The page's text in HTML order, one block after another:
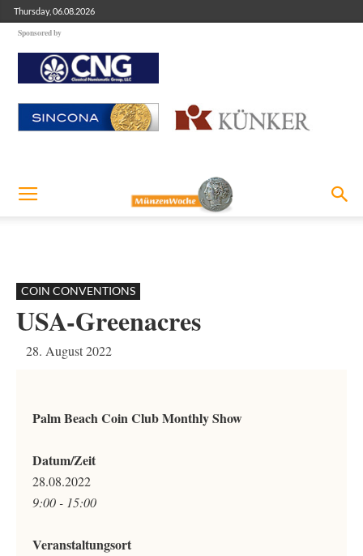
Thursday, 06.08.2026
Sponsored by
COIN CONVENTIONS
USA-Greenacres
28. August 2022
Palm Beach Coin Club Monthly Show
Datum/Zeit
28.08.2022
9:00 - 15:00
Veranstaltungsort